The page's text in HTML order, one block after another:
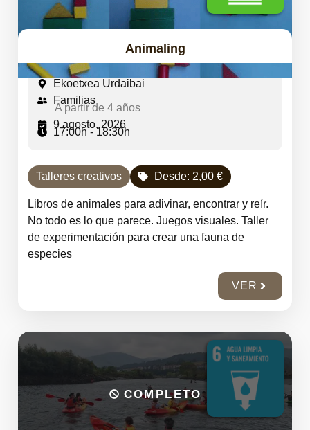
Animaling
Ekoetxea Urdaibai
Familias
A partir de 4 años
9 agosto, 2026
17:00h - 18:30h
Talleres creativos Desde: 2,00 €
Libros de animales para adivinar, encontrar y reír.
No todo es lo que parece. Juegos visuales. Taller
de experimentación para crear una fauna de
especies
VER
COMPLETO